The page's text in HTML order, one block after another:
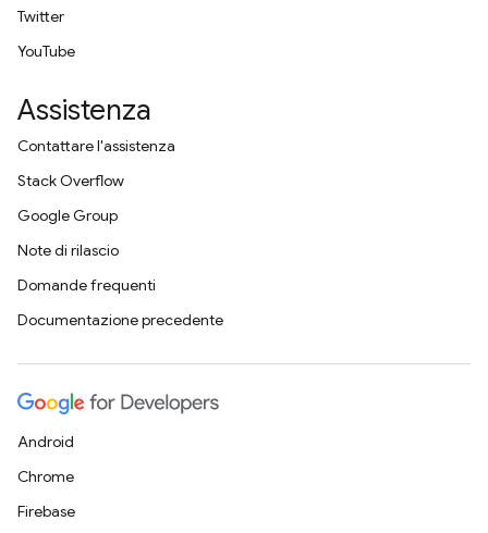
Twitter
YouTube
Assistenza
Contattare l'assistenza
Stack Overflow
Google Group
Note di rilascio
Domande frequenti
Documentazione precedente
Android
Chrome
Firebase